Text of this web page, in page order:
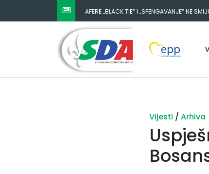
AFERE „BLACK TIE“ I „SPENGAVANJE“ NE
Vijesti / Arhiva